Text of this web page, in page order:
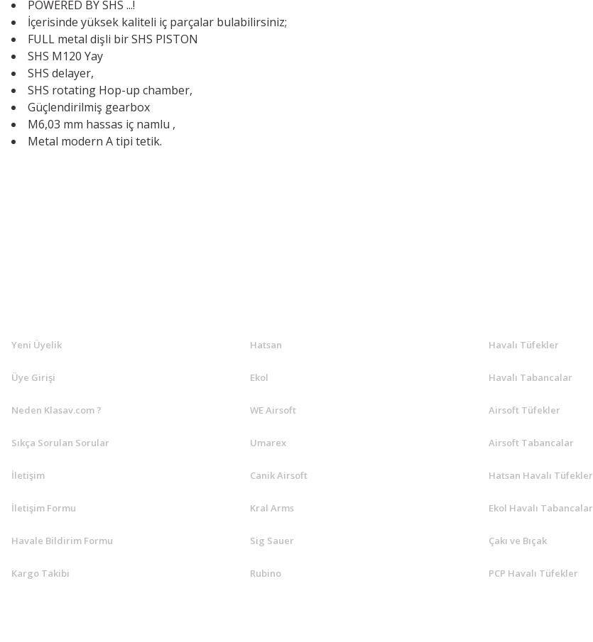
POWERED BY SHS ...!
İçerisinde yüksek kaliteli iç parçalar bulabilirsiniz;
FULL metal dişli bir SHS PISTON
SHS M120 Yay
SHS delayer,
SHS rotating Hop-up chamber,
Güçlendirilmiş gearbox
M6,03 mm hassas iç namlu ,
Metal modern A tipi tetik.
Yeni Üyelik
Üye Girişi
Neden Klasav.com ?
Sıkça Sorulan Sorular
İletişim
İletişim Formu
Havale Bildirim Formu
Kargo Takibi
Hatsan
Ekol
WE Airsoft
Umarex
Canik Airsoft
Kral Arms
Sig Sauer
Rubino
Havalı Tüfekler
Havalı Tabancalar
Airsoft Tüfekler
Airsoft Tabancalar
Hatsan Havalı Tüfekler
Ekol Havalı Tabancalar
Çakı ve Bıçak
PCP Havalı Tüfekler